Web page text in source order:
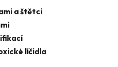
a štětci
líčidla